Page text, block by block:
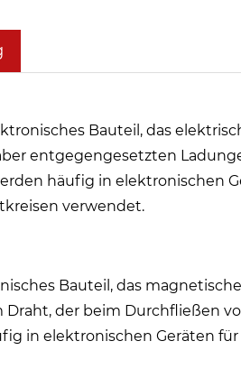
Bauteil, das
entgegengesetzten
häufig in elektronischen
verwendet.
Bauteil, das
der beim Durchfließen
in elektronischen Geräten für